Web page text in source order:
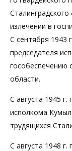
излечении в
С сентября 1943
председателя
гособеспечению
области.
С августа 1945 г.
исполкома
трудящихся
С августа 1948 г.